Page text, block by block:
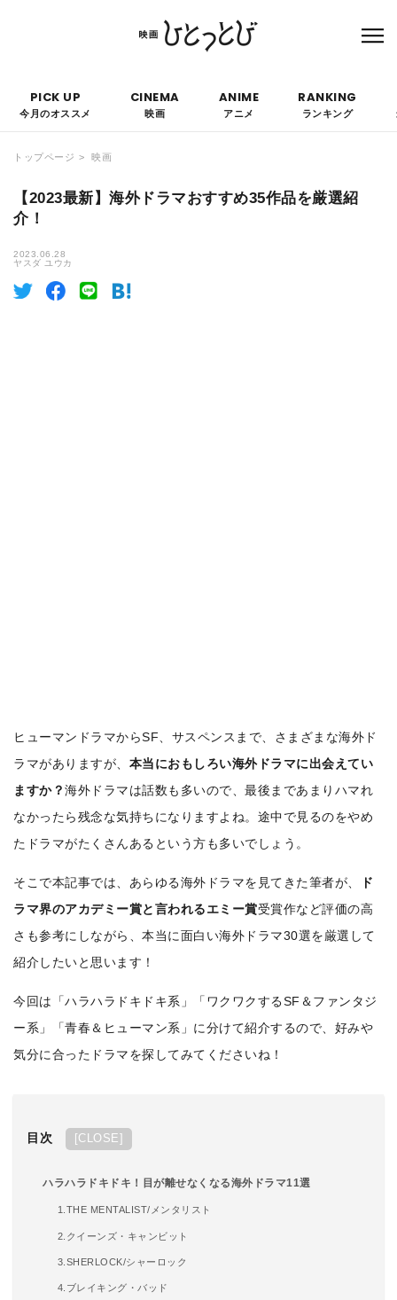
て優遇されることはありません。
PICK UP
今月のオススメ
CINEMA
映画
ANIME
アニメ
RANKING
ランキング
トップページ 映画
【2023最新】海外ドラマおすすめ35作品を厳選紹
介！
2023.06.28
ヤスダ ユウカ
ヒューマンドラマからSF、サスペンスまで、さまざまな海外ド
ラマがありますが、 本当におもしろい海外ドラマに出会えてい
ますか？海外ドラマは話数も多いので、最後まであまりハマれ
なかったら残念な気持ちになりますよね。途中で見るのをやめ
たドラマがたくさんあるという方も多いでしょう。
そこで本記事では、あらゆる海外ドラマを見てきた筆者が、
ド
ラマ界のアカデミー賞と言われるエミー賞受賞作など評価の高
さも参考にしながら、本当に面白い海外ドラマ30選を厳選して
紹介したいと思います！
今回は「ハラハラドキドキ系」「ワクワクするSF＆ファンタジ
ー系」「青春＆ヒューマン系」に分けて紹介するので、好みや
気分に合ったドラマを探してみてくださいね！
目次 CLOSE
ハラハラドキドキ！目が離せなくなる海外ドラマ11選
1.THE MENTALIST/メンタリスト
2.クイーンズ・キャンビット
3.SHERLOCK/シャーロック
4.ブレイキング・バッド